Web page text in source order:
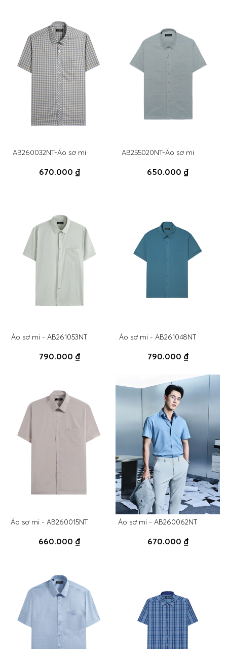
AB260032NT-Áo sơ mi
670.000 ₫
AB255020NT-Áo sơ mi
650.000 ₫
Áo sơ mi - AB261053NT
790.000 ₫
Áo sơ mi - AB261048NT
790.000 ₫
Áo sơ mi - AB260015NT
660.000 ₫
Áo sơ mi - AB260062NT
670.000 ₫